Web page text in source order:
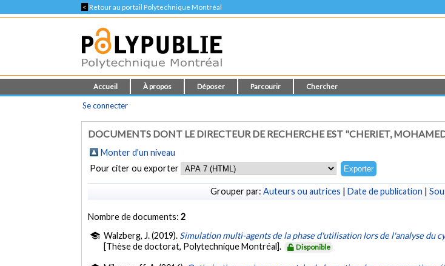
< Retour au portail Polytechnique Montréal
Accueil À propos Déposer Parcourir Chercher
Se connecter
DOCUMENTS DONT LE DIRECTEUR DE RECHERCHE EST "CHERIET,
Monter d'un niveau
Pour citer ou exporter
Grouper par: Auteurs ou autrices | Date de publication |
Nombre de documents:2
Walzberg, J. (2019). Simulation multi-agents de la phase d'utilisation lors de l'analyse du
[Thèse de doctorat, Polytechnique Montréal].
Disponible